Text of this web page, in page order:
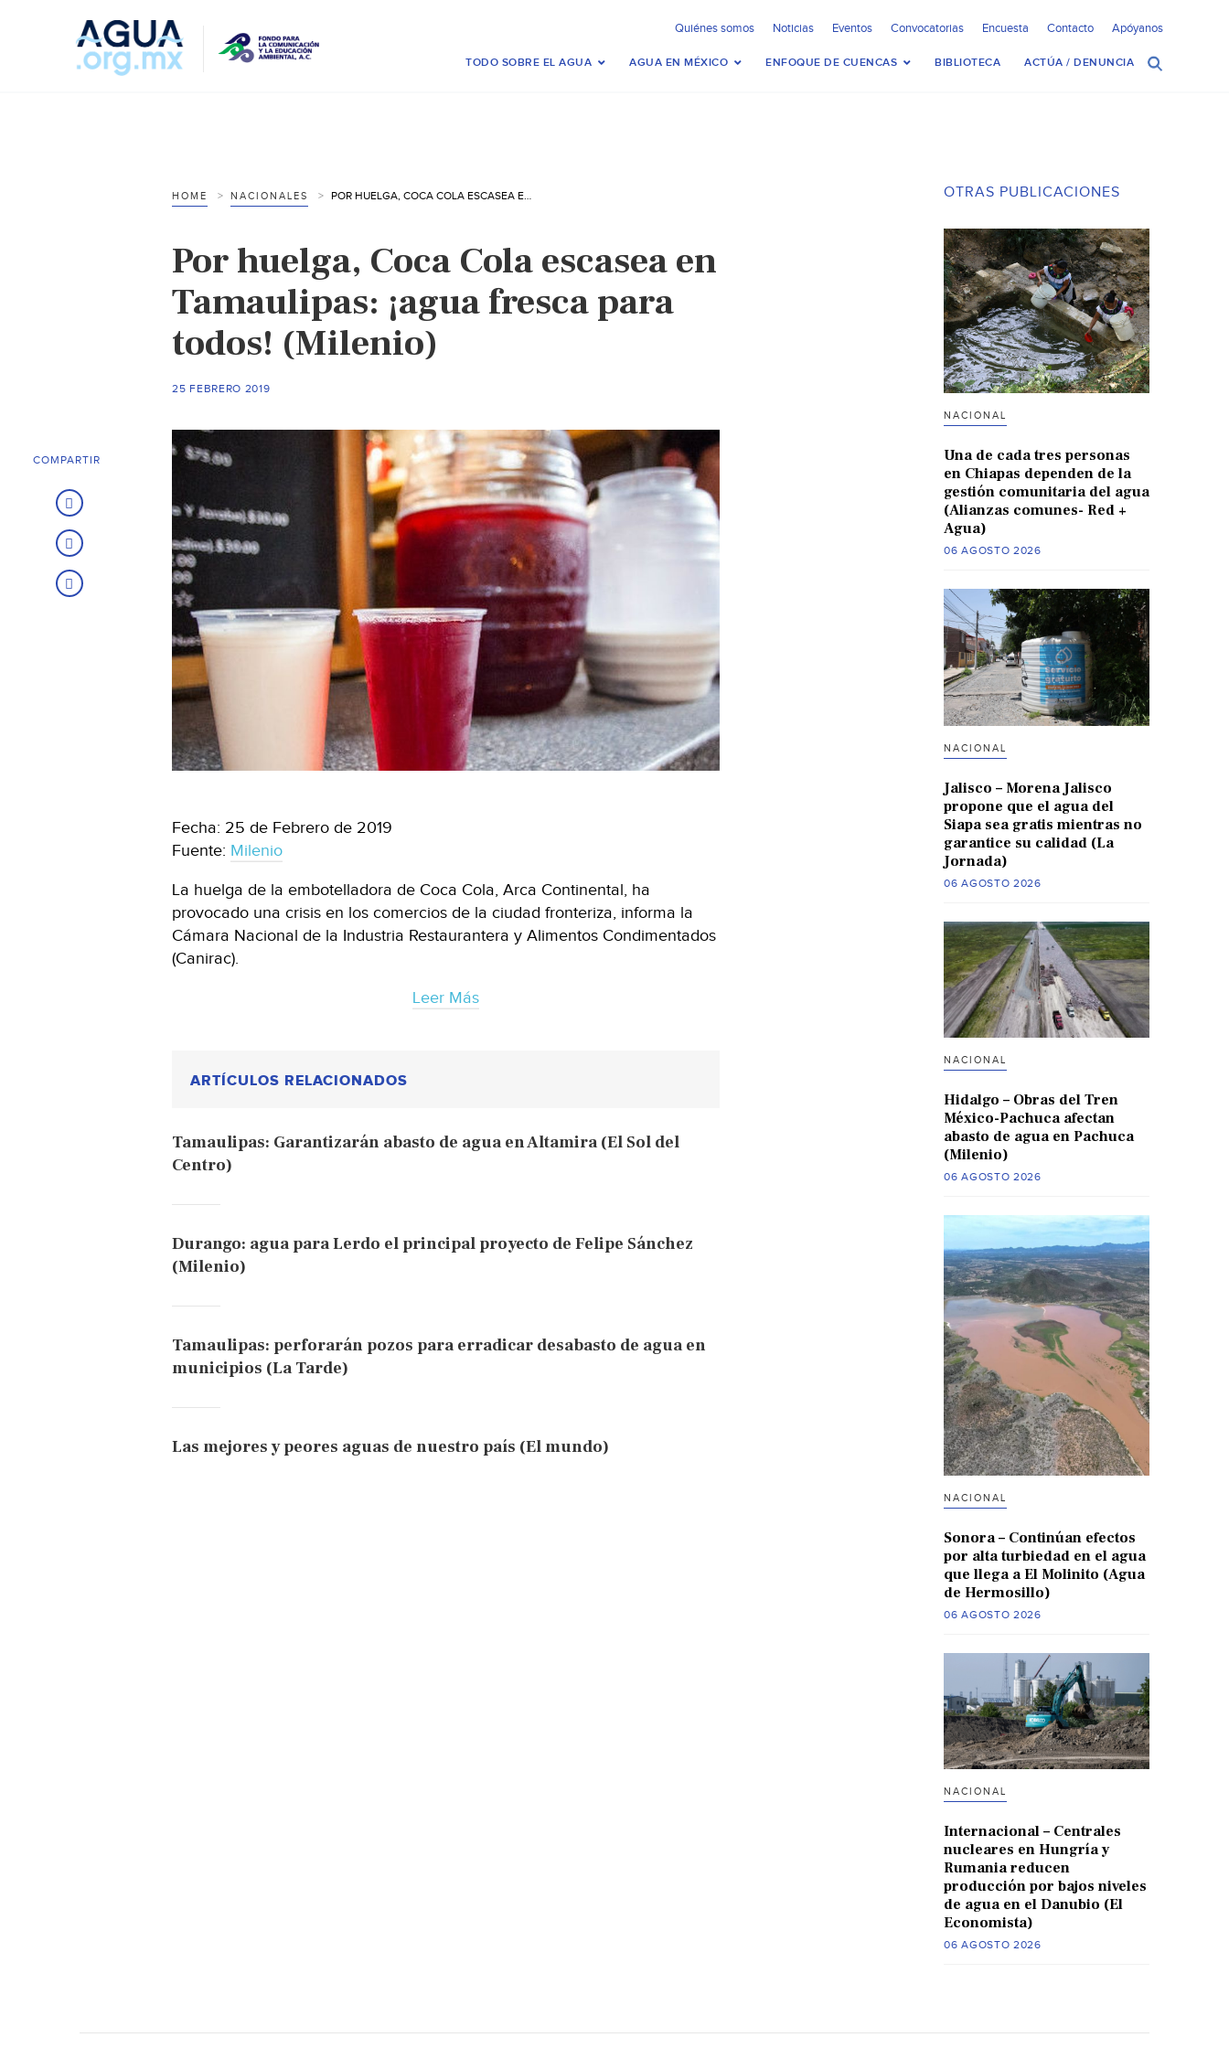
Quiénes somos Noticias Eventos Convocatorias Encuesta Contacto Apóyanos
TODO SOBRE EL AGUA AGUA EN MÉXICO ENFOQUE DE CUENCAS BIBLIOTECA ACTÚA / DENUNCIA
HOME NACIONALES POR HUELGA, COCA COLA ESCASEA EN TAMAULIPAS: ¡AGUA FRESCA PARA TODOS! (MILENIO)
Por huelga, Coca Cola escasea en
Tamaulipas: ¡agua fresca para
todos! (Milenio)
25 FEBRERO 2019
Fecha: 25 de Febrero de 2019
Fuente: Milenio
La huelga de la embotelladora de Coca Cola, Arca Continental, ha
provocado una crisis en los comercios de la ciudad fronteriza, informa la
Cámara Nacional de la Industria Restaurantera y Alimentos Condimentados
(Canirac).
Leer Más
ARTÍCULOS RELACIONADOS
Tamaulipas: Garantizarán abasto de agua en Altamira (El Sol del
Centro)
Durango: agua para Lerdo el principal proyecto de Felipe Sánchez
(Milenio)
Tamaulipas: perforarán pozos para erradicar desabasto de agua en
municipios (La Tarde)
Las mejores y peores aguas de nuestro país (El mundo)
COMPARTIR
OTRAS PUBLICACIONES
NACIONAL
Una de cada tres personas
en Chiapas dependen de la
gestión comunitaria del agua
(Alianzas comunes- Red +
Agua)
06 AGOSTO 2026
NACIONAL
Jalisco – Morena Jalisco
propone que el agua del
Siapa sea gratis mientras no
garantice su calidad (La
Jornada)
06 AGOSTO 2026
NACIONAL
Hidalgo – Obras del Tren
México-Pachuca afectan
abasto de agua en Pachuca
(Milenio)
06 AGOSTO 2026
NACIONAL
Sonora – Continúan efectos
por alta turbiedad en el agua
que llega a El Molinito (Agua
de Hermosillo)
06 AGOSTO 2026
NACIONAL
Internacional – Centrales
nucleares en Hungría y
Rumania reducen
producción por bajos niveles
de agua en el Danubio (El
Economista)
06 AGOSTO 2026